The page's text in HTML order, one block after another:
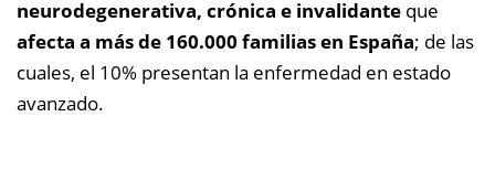
neurodegenerativa, crónica e invalidante que
afecta a más de 160.000 familias en España; de las
cuales, el 10% presentan la enfermedad en estado
avanzado.